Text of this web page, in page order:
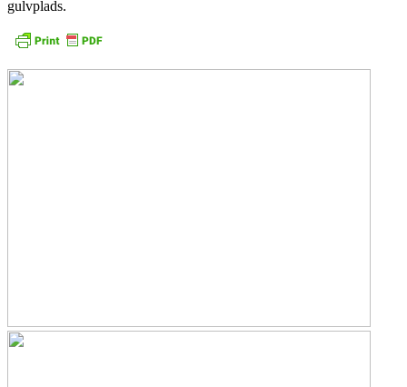
gulvplads.